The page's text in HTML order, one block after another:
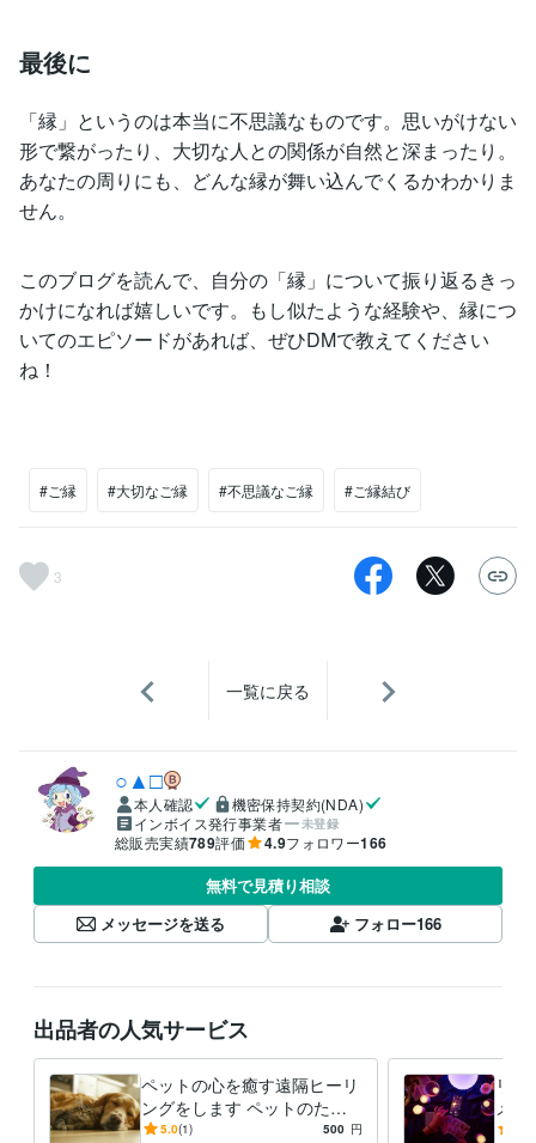
最後に
「縁」というのは本当に不思議なものです。思いがけない
形で繋がったり、大切な人との関係が自然と深まったり。
あなたの周りにも、どんな縁が舞い込んでくるかわかりま
せん。
このブログを読んで、自分の「縁」について振り返るきっ
かけになれば嬉しいです。もし似たような経験や、縁につ
いてのエピソードがあれば、ぜひDMで教えてください
ね！
#ご縁 #大切なご縁 #不思議なご縁 #ご縁結び
3
一覧に戻る
○▲□
本人確認
機密保持契約(NDA)
インボイス発行事業者
未登録
総販売実績789評価 4.9フォロワー166
無料で見積り相談
メッセージを送る
フォロー166
出品者の人気サービス
ペットの心を癒す遠隔ヒーリ
ングをします ペットのため
の癒しとリラックスをサポー
5.0(1) 500 円
リ
メ
あな